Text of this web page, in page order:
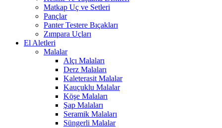
Matkap Uç ve Setleri
Pançlar
Panter Testere Bıçakları
Zımpara Uçları
El Aletleri
Malalar
Alçı Malaları
Derz Malaları
Kaleterasit Malalar
Kauçuklu Malalar
Köşe Malaları
Şap Malaları
Seramik Malaları
Süngerli Malalar